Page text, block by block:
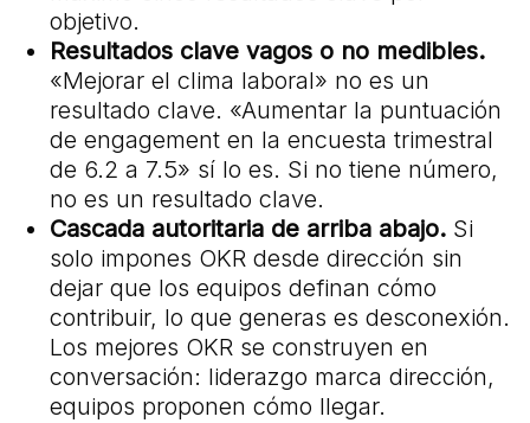
objetivo.
Resultados clave vagos o no medibles.
«Mejorar el clima laboral» no es un
resultado clave. «Aumentar la puntuación
de engagement en la encuesta trimestral
de 6.2 a 7.5» sí lo es. Si no tiene número,
no es un resultado clave.
Cascada autoritaria de arriba abajo. Si
solo impones OKR desde dirección sin
dejar que los equipos definan cómo
contribuir, lo que generas es desconexión.
Los mejores OKR se construyen en
conversación: liderazgo marca dirección,
equipos proponen cómo llegar.